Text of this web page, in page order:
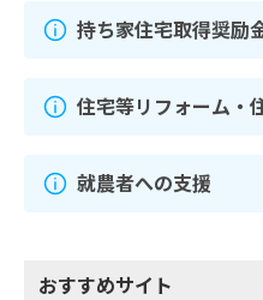
持ち家住宅取得奨励
住宅等リフォーム・
就農者への支援
おすすめサイト